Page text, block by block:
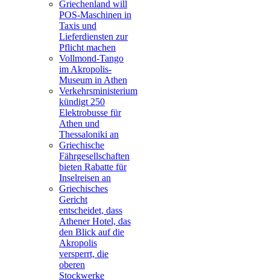
Griechenland will
POS-Maschinen in
Taxis und
Lieferdiensten zur
Pflicht machen
Vollmond-Tango
im Akropolis-
Museum in Athen
Verkehrsministerium
kündigt 250
Elektrobusse für
Athen und
Thessaloniki an
Griechische
Fährgesellschaften
bieten Rabatte für
Inselreisen an
Griechisches
Gericht
entscheidet, dass
Athener Hotel, das
den Blick auf die
Akropolis
versperrt, die
oberen
Stockwerke